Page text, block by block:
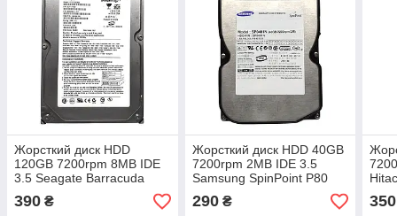
Жорсткий диск HDD
120GB 7200rpm 8MB IDE
3.5 Seagate Barracuda
7200.7 ST3120026A
390 ₴
Жорсткий диск HDD 40GB
7200rpm 2MB IDE 3.5
Samsung SpinPoint P80
SP0401N
290₴ 350